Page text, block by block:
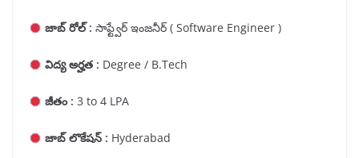
జాబ్ రోల్ : సాఫ్ట్వేర్ ఇంజనీర్ ( Software Engineer )
విద్య అర్హత : Degree / B.Tech
జీతం : 3 to 4 LPA
జాబ్ లొకేషన్ : Hyderabad